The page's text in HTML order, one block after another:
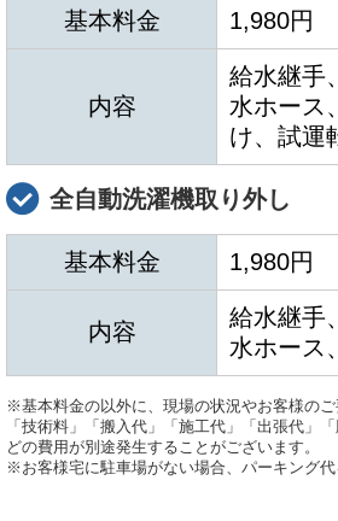
基本料金 1,980円
内容
給水継手
水ホース
け、試運
全自動洗濯機取り外し
基本料金 1,980円
内容
給水継手
水ホース
※基本料金の以外に、現場の状況やお客様のご
「技術料」「搬入代」「施工代」「出張代」
どの費用が別途発生することがございます。
※お客様宅に駐車場がない場合、パーキング代